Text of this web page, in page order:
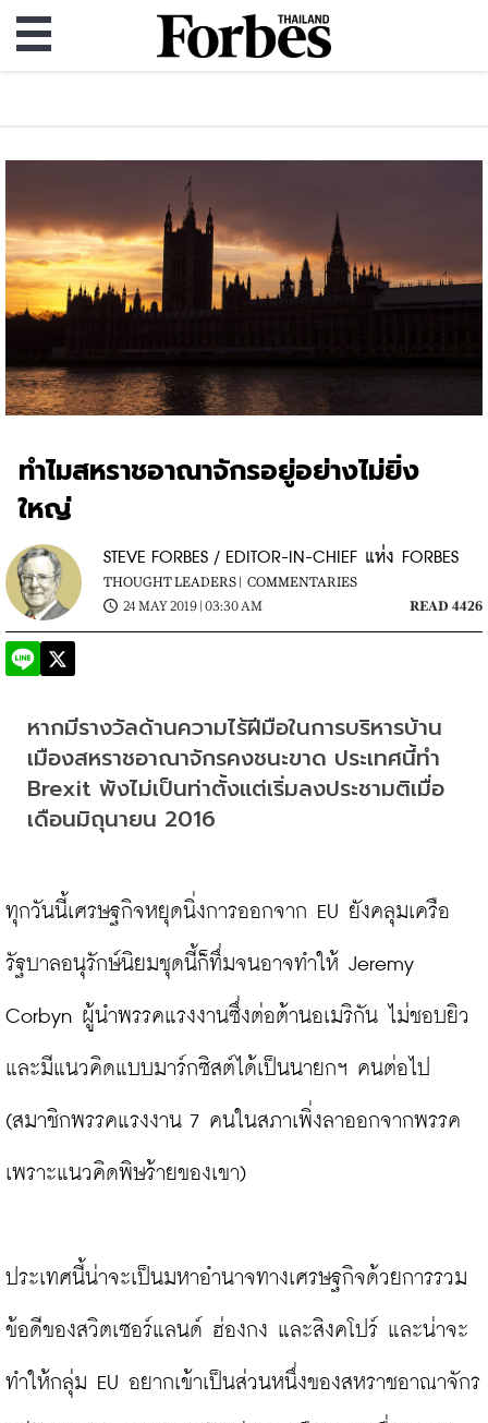
ทำไมสหราชอาณาจักรอยู่อย่างไม่ยิ่ง
ใหญ่
STEVE FORBES / EDITOR-IN-CHIEF แห่ง FORBES
THOUGHT LEADERS | COMMENTARIES
24 MAY 2019 | 03:30 AM
READ 4426
หากมีรางวัลด้านความไร้ฝีมือในการบริหารบ้าน
เมืองสหราชอาณาจักรคงชนะขาด ประเทศนี้ทำ
Brexit พังไม่เป็นท่าตั้งแต่เริ่มลงประชามติเมื่อ
เดือนมิถุนายน 2016
ทุกวันนี้เศรษฐกิจหยุดนิ่งการออกจาก EU ยังคลุมเครือ
รัฐบาลอนุรักษ์นิยมชุดนี้ก็ทึ่มจนอาจทำให้ Jeremy
Corbyn ผู้นำพรรคแรงงานซึ่งต่อต้านอเมริกัน ไม่ชอบยิว
และมีแนวคิดแบบมาร์กซิสต์ได้เป็นนายกฯ คนต่อไป
(สมาชิกพรรคแรงงาน 7 คนในสภาเพิ่งลาออกจากพรรค
เพราะแนวคิดพิษร้ายของเขา)
ประเทศนี้น่าจะเป็นมหาอำนาจทางเศรษฐกิจด้วยการรวม
ข้อดีของสวิตเซอร์แลนด์ ฮ่องกง และสิงคโปร์ และน่าจะ
ทำให้กลุ่ม EU อยากเข้าเป็นส่วนหนึ่งของสหราชอาณาจักร